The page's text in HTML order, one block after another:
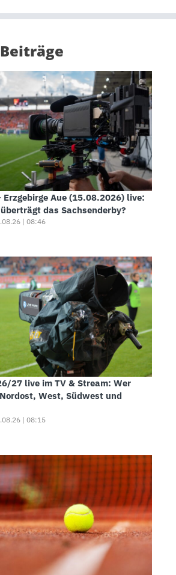
Erzgebirge Aue (15.08.2026) live:
das Sachsenderby?
| 08:46
27 live im TV & Stream: Wer
West, Südwest und
| 08:15